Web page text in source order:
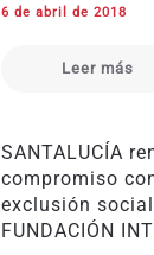
6 de abril de 2018
Leer más
SANTALUCÍA
compromiso
exclusión
FUNDACIÓN